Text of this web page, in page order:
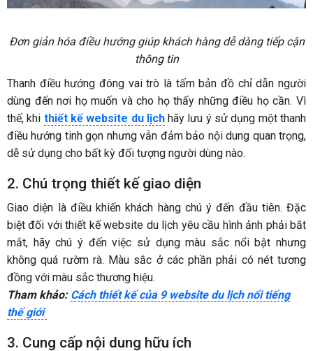
Đơn giản hóa điều hướng giúp khách hàng dễ dàng tiếp cận
thông tin
Thanh điều hướng đóng vai trò là tấm bản đồ chỉ dẫn người
dùng đến nơi họ muốn và cho họ thấy những điều họ cần. Vì
thế, khi thiết kế website du lịchhãy lưu ý sử dụng một thanh
điều hướng tinh gọn nhưng vẫn đảm bảo nội dung quan trọng,
dễ sử dụng cho bất kỳ đối tượng người dùng nào.
2. Chú trọng thiết kế giao diện
Giao diện là điều khiến khách hàng chú ý đến đầu tiên. Đặc
biệt đối với thiết kế website du lịch yêu cầu hình ảnh phải bắt
mắt, hãy chú ý đến việc sử dụng màu sắc nổi bật nhưng
không quá rườm rà. Màu sắc ở các phần phải có nét tương
đồng với màu sắc thương hiệu.
Tham khảo: Cách thiết kế của 9 website du lịch nổi tiếng
thế giới
3. Cung cấp nội dung hữu ích